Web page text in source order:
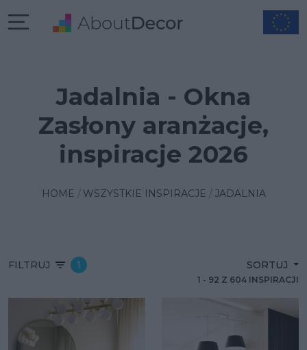
Jadalnia - Okna
Zasłony aranżacje,
inspiracje 2026
HOME WSZYSTKIE INSPIRACJE JADALNIA
FILTRUJ 1 SORTUJ
1 - 92 Z 604 INSPIRACJI